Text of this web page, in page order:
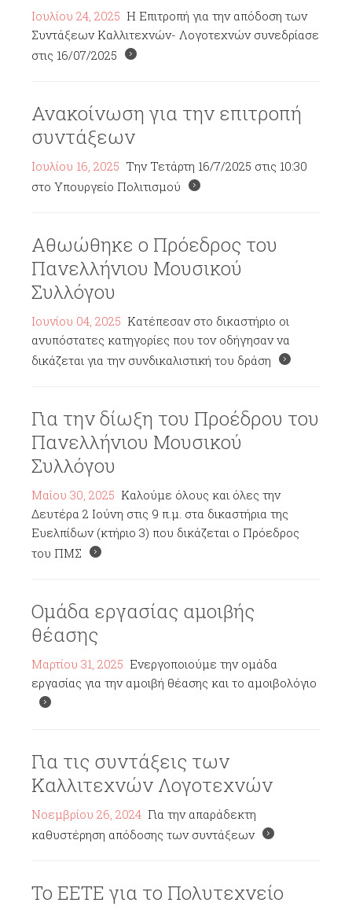
Ιουλίου 24, 2025 Η Επιτροπή για την απόδοση των
Συντάξεων Καλλιτεχνών- Λογοτεχνών συνεδρίασε
στις 16/07/2025
Ανακοίνωση για την επιτροπή
συντάξεων
Ιουλίου 16, 2025 Την Τετάρτη 16/7/2025 στις 10:30
στο Υπουργείο Πολιτισμού
Αθωώθηκε ο Πρόεδρος του
Πανελλήνιου Μουσικού
Συλλόγου
Ιουνίου 04, 2025 Κατέπεσαν στο δικαστήριο οι
ανυπόστατες κατηγορίες που τον οδήγησαν να
δικάζεται για την συνδικαλιστική του δράση
Για την δίωξη του Προέδρου του
Πανελλήνιου Μουσικού
Συλλόγου
Μαΐου 30, 2025 Καλούμε όλους και όλες την
Δευτέρα 2 Ιούνη στις 9 π.μ. στα δικαστήρια της
Ευελπίδων (κτήριο 3) που δικάζεται ο Πρόεδρος
του ΠΜΣ
Ομάδα εργασίας αμοιβής
θέασης
Μαρτίου 31, 2025 Ενεργοποιούμε την ομάδα
εργασίας για την αμοιβή θέασης και το αμοιβολόγιο
Για τις συντάξεις των
Καλλιτεχνών Λογοτεχνών
Νοεμβρίου 26, 2024 Για την απαράδεκτη
καθυστέρηση απόδοσης των συντάξεων
Το ΕΕΤΕ για το Πολυτεχνείο